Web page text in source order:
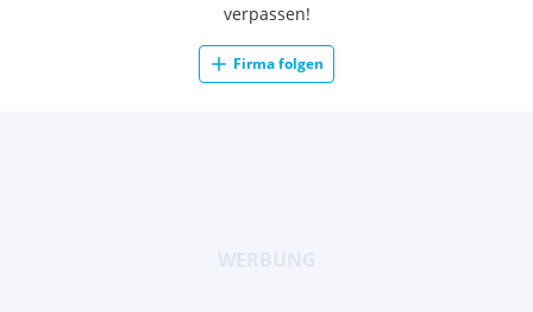
verpassen!
Firma folgen